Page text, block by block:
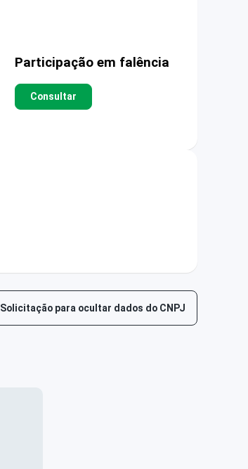
Participação em falência
Consultar
Solicitação para ocultar dados do CNPJ